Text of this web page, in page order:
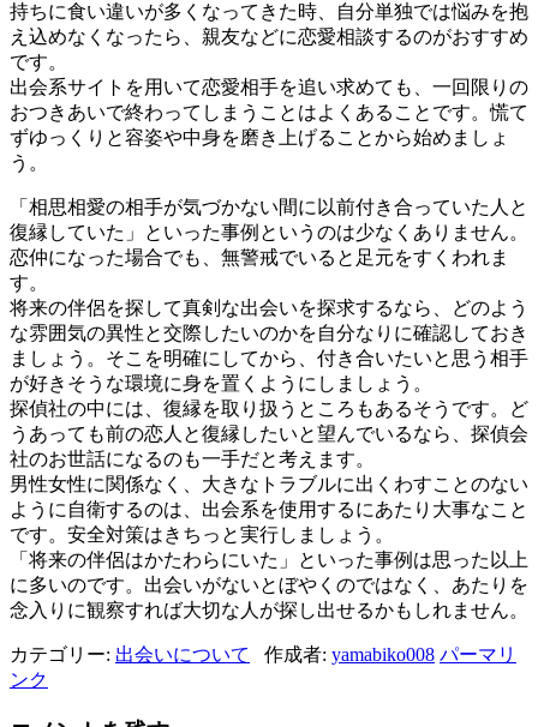
持ちに食い違いが多くなってきた時、自分単独では悩みを抱
え込めなくなったら、親友などに恋愛相談するのがおすすめ
です。
出会系サイトを用いて恋愛相手を追い求めても、一回限りの
おつきあいで終わってしまうことはよくあることです。慌て
ずゆっくりと容姿や中身を磨き上げることから始めましょ
う。
「相思相愛の相手が気づかない間に以前付き合っていた人と
復縁していた」といった事例というのは少なくありません。
恋仲になった場合でも、無警戒でいると足元をすくわれま
す。
将来の伴侶を探して真剣な出会いを探求するなら、どのよう
な雰囲気の異性と交際したいのかを自分なりに確認しておき
ましょう。そこを明確にしてから、付き合いたいと思う相手
が好きそうな環境に身を置くようにしましょう。
探偵社の中には、復縁を取り扱うところもあるそうです。ど
うあっても前の恋人と復縁したいと望んでいるなら、探偵会
社のお世話になるのも一手だと考えます。
男性女性に関係なく、大きなトラブルに出くわすことのない
ように自衛するのは、出会系を使用するにあたり大事なこと
です。安全対策はきちっと実行しましょう。
「将来の伴侶はかたわらにいた」といった事例は思った以上
に多いのです。出会いがないとぼやくのではなく、あたりを
念入りに観察すれば大切な人が探し出せるかもしれません。
カテゴリー: 出会いについて 作成者: yamabiko008 パーマリ
ンク